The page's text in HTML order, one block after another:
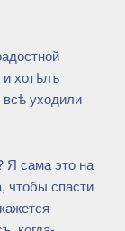
и хотѣлъ
уходили
Я сама это на
чтобы спасти